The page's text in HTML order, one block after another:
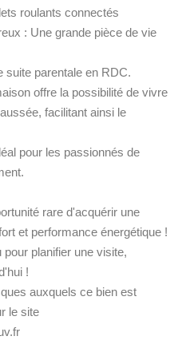
roulants connectés
: Une grande pièce de vie
suite parentale en RDC.
offre la possibilité de vivre
facilitant ainsi le
pour les passionnés de
rare d'acquérir une
et performance énergétique !
planifier une visite,
!
auxquels ce bien est
le site